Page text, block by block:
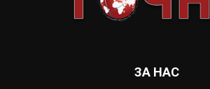
ЗА НАС